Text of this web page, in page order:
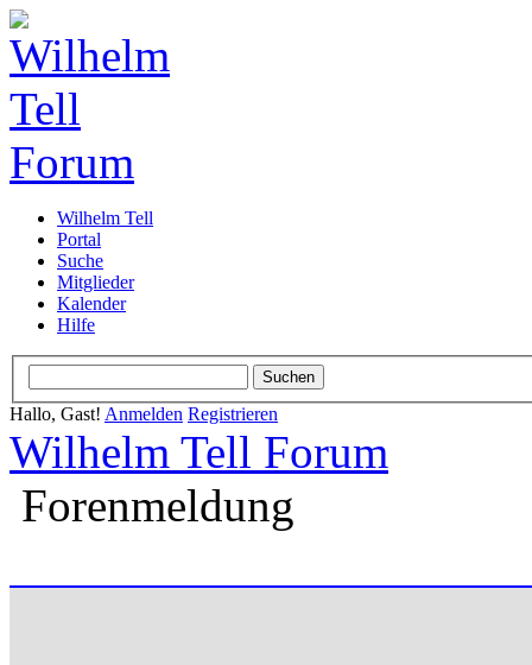
Wilhelm Tell
Portal
Suche
Mitglieder
Kalender
Hilfe
Hallo, Gast! Anmelden Registrieren
Wilhelm Tell Forum
Forenmeldung